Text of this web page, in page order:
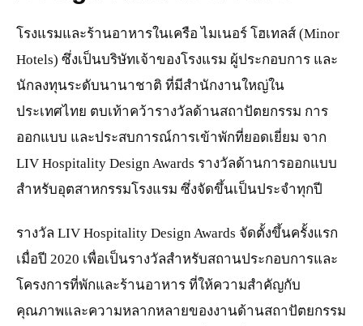
โรงแรมและร้านอาหารในเครือ ไมเนอร์ โฮเทลส์ (Minor
Hotels) ซึ่งเป็นบริษัทเจ้าของโรงแรม ผู้ประกอบการ และ
นักลงทุนระดับนานาชาติ ที่มีสำนักงานใหญ่ใน
ประเทศไทย ตบเท้าคว้ารางวัลด้านสถาปัตยกรรม การ
ออกแบบ และประสบการณ์การเข้าพักที่ยอดเยี่ยม จาก
LIV Hospitality Design Awards รางวัลด้านการออกแบบ
สำหรับอุตสาหกรรมโรงแรม ซึ่งจัดขึ้นเป็นประจำทุกปี
รางวัล LIV Hospitality Design Awards จัดตั้งขึ้นครั้งแรก
เมื่อปี 2020 เพื่อเป็นรางวัลสำหรับสถานประกอบการและ
โครงการที่พักและร้านอาหาร ที่ให้ความสำคัญกับ
คุณภาพและความหลากหลายของงานด้านสถาปัตยกรรม